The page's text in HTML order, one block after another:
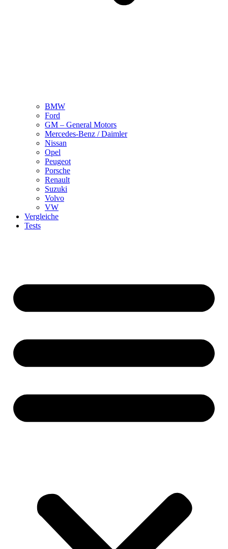
BMW
Ford
GM – General Motors
Mercedes-Benz / Daimler
Nissan
Opel
Peugeot
Porsche
Renault
Suzuki
Volvo
VW
Vergleiche
Tests